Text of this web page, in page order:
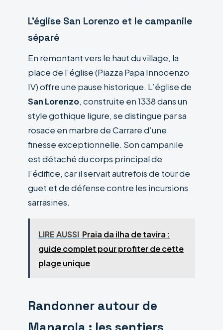
L’église San Lorenzo et le campanile
séparé
En remontant vers le haut du village, la
place de l’église (Piazza Papa Innocenzo
IV) offre une pause historique. L’église de
San Lorenzo, construite en 1338 dans un
style gothique ligure, se distingue par sa
rosace en marbre de Carrare d’une
finesse exceptionnelle. Son campanile
est détaché du corps principal de
l’édifice, car il servait autrefois de tour de
guet et de défense contre les incursions
sarrasines.
LIRE AUSSI Praia da ilha de tavira :
guide complet pour profiter de cette
plage unique
Randonner autour de